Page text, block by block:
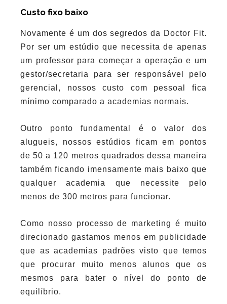
Custo fixo baixo
Novamente é um dos segredos da Doctor Fit.
Por ser um estúdio que necessita de apenas
um professor para começar a operação e um
gestor/secretaria para ser responsável pelo
gerencial, nossos custo com pessoal fica
mínimo comparado a academias normais.
Outro ponto fundamental é o valor dos
alugueis, nossos estúdios ficam em pontos
de 50 a 120 metros quadrados dessa maneira
também ficando imensamente mais baixo que
qualquer academia que necessite pelo
menos de 300 metros para funcionar.
Como nosso processo de marketing é muito
direcionado gastamos menos em publicidade
que as academias padrões visto que temos
que procurar muito menos alunos que os
mesmos para bater o nível do ponto de
equilíbrio.